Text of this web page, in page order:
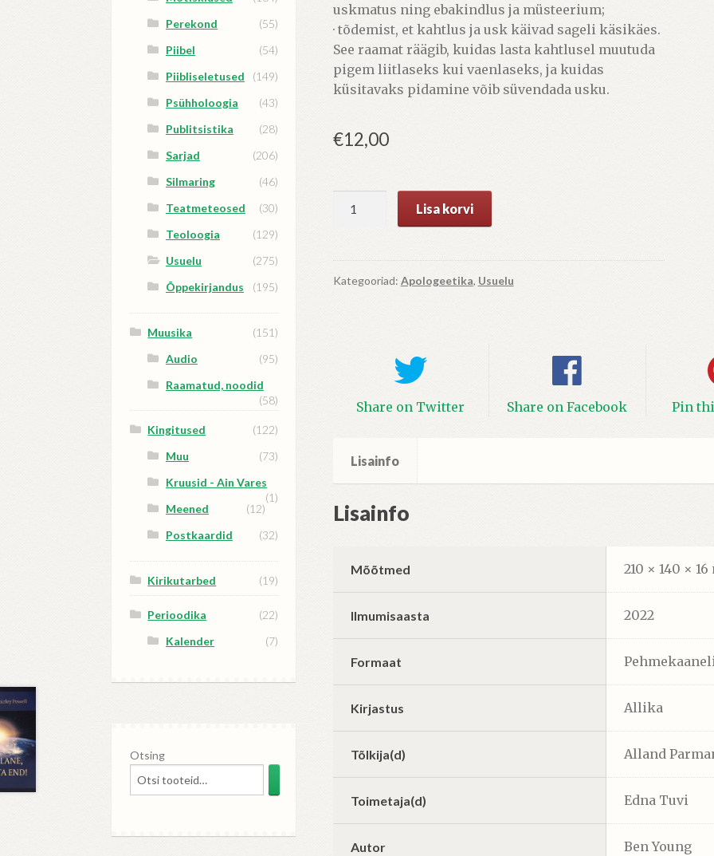
uskmatus ning ebakindlus ja müsteerium;
· tõdemist, et kahtlus ja usk käivad sageli käsikäes.
See raamat räägib, kuidas lasta kahtlusel muutuda
pigem liitlaseks kui vaenlaseks, ja kuidas
küsitavaks pidamine võib süvendada usku.
€12,00
Lisa korvi
Kategooriad: Apologeetika, Usuelu
Share on Twitter Share on Facebook Pin
Lisainfo
Lisainfo
Mõõtmed 210 × 140 ×
Ilmumisaasta 2022
Formaat
Kirjastus Allika
Tõlkija(d) Alland
Toimetaja(d) Edna Tuvi
Autor Ben Young
Perekond
(55)
Piibel
(54)
Piibliseletused
(149)
Psühholoogia
(43)
Publitsistika
(28)
Sarjad
(206)
Silmaring
(46)
Teatmeteosed
(30)
Teoloogia
(129)
Usuelu
(275)
Õppekirjandus
(195)
Muusika
(151)
Audio
(95)
Raamatud, noodid
(58)
Kingitused
(122)
Muu
(73)
Kruusid - Ain Vares
(1)
Meened
(12)
Postkaardid
(32)
Kirikutarbed (19)
Perioodika
(22)
Kalender
(7)
Otsing